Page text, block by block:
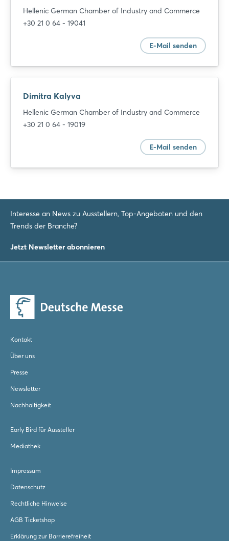
Hellenic German Chamber of Industry and Commerce
+30 21 0 64 - 19041
E-Mail senden
Dimitra Kalyva
Hellenic German Chamber of Industry and Commerce
+30 21 0 64 - 19019
E-Mail senden
Interesse an News zu Ausstellern, Top-Angeboten und den
Trends der Branche?
Jetzt Newsletter abonnieren
Kontakt
Über uns
Presse
Newsletter
Nachhaltigkeit
Early Bird für Aussteller
Mediathek
Impressum
Datenschutz
Rechtliche Hinweise
AGB Ticketshop
Erklärung zur Barrierefreiheit
Passwort vergessen?
Noch nicht angemeldet?